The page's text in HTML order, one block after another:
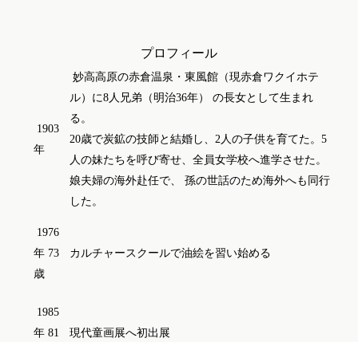
プロフィール
1903
年
妙高高原の赤倉温泉・東風館（現赤倉ワクイホテ
ル）に8人兄弟（明治36年） の長女として生まれ
る。
20歳で炭鉱の技師と結婚し、2人の子供を育てた。5
人の妹たちを呼び寄せ、全員女学校へ進学させた。
娘夫婦の海外赴任で、 孫の世話のため海外へも同行
した。
1976
年 73
歳
カルチャースクールで油絵を習い始める
1985
年 81
現代童画展へ初出展